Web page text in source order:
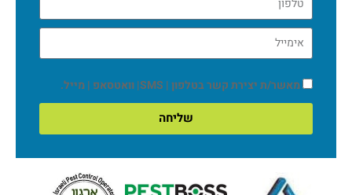
מאשר/ת יצירת קשר בטלפון | SMS| וואטסאפ | מייל.
שליחה